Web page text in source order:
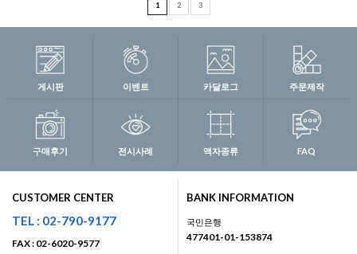
1 2 3
게시판 이벤트 카달로그 주문제작
구매후기 전시사례 액자종류 FAQ
CUSTOMER CENTER
TEL : 02-790-9177
FAX : 02-6020-9577
BANK INFORMATION
국민은행
477401-01-153874